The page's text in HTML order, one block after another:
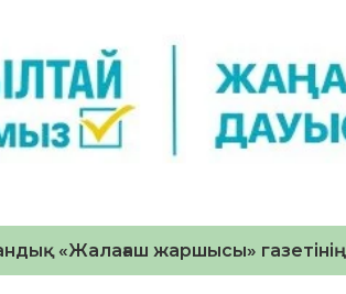
«Жалағаш жаршысы»